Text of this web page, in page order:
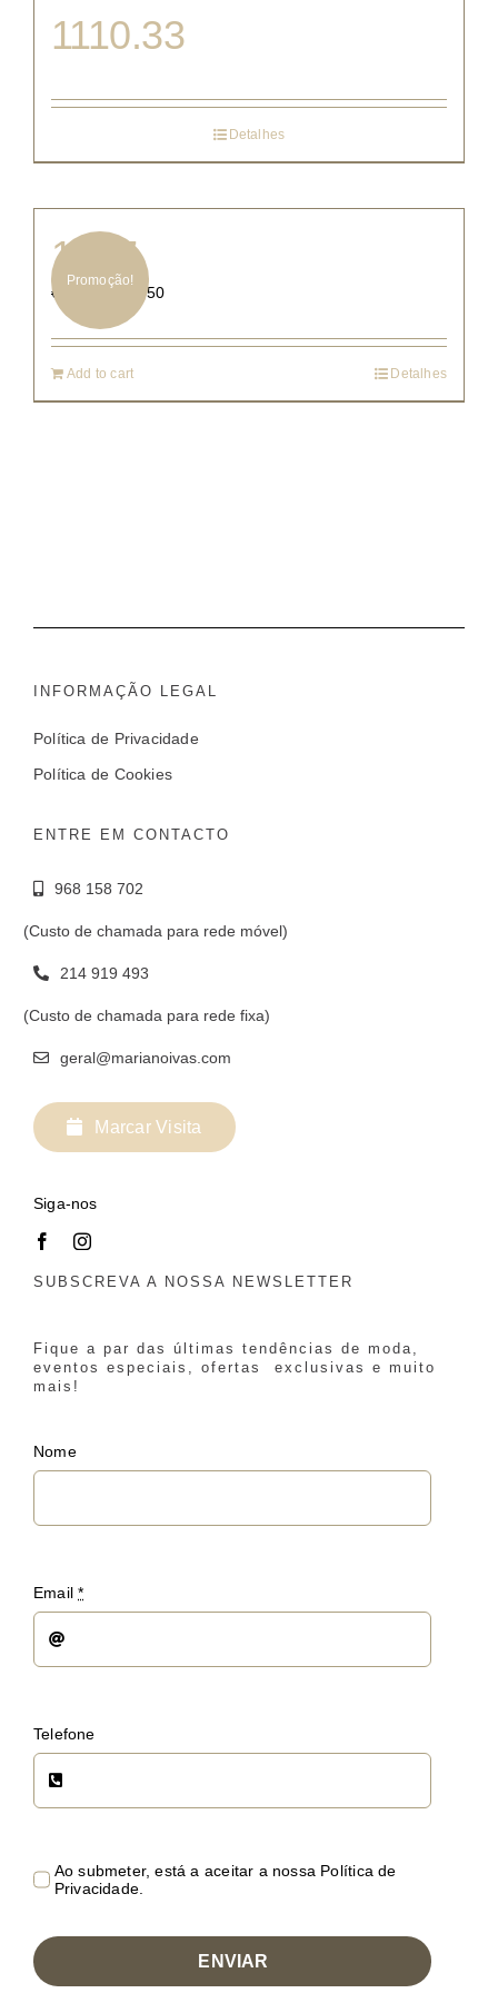
1110.33
Detalhes
Promoção!
1847
€ 97.50
Add to cart Detalhes
INFORMAÇÃO LEGAL
Política de Privacidade
Política de Cookies
ENTRE EM CONTACTO
968 158 702
(Custo de chamada para rede móvel)
214 919 493
(Custo de chamada para rede fixa)
geral@marianoivas.com
Marcar Visita
Siga-nos
SUBSCREVA A NOSSA NEWSLETTER
Fique a par das últimas tendências de moda,
eventos especiais, ofertas exclusivas e muito
mais!
Nome
Email*
Telefone
Ao submeter, está a aceitar a nossa Política de
Privacidade.
ENVIAR